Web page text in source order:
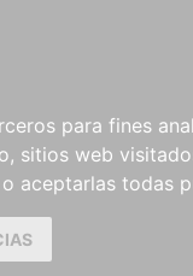
para fines
sitios web
o aceptarlas todas